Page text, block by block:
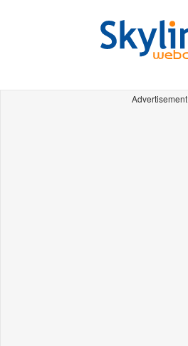
Advertisement